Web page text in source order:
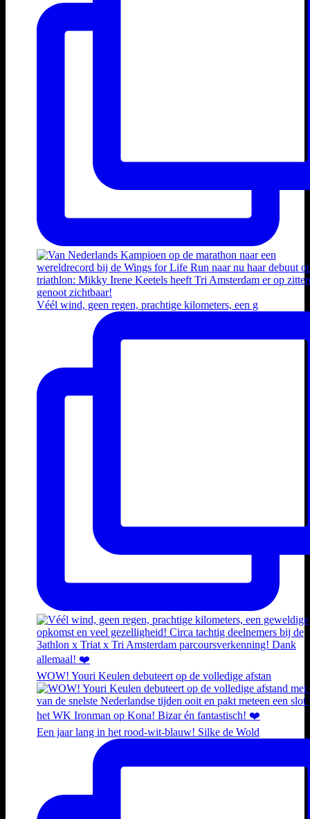
Véél wind, geen regen, prachtige kilometers, een g
WOW! Youri Keulen debuteert op de volledige afstan
Een jaar lang in het rood-wit-blauw! Silke de Wold